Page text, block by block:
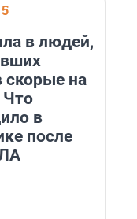
в людей,
скорые на
Что
в
после